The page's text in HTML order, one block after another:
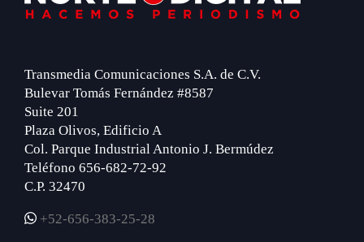
Transmedia Comunicaciones S.A. de C.V.
Bulevar Tomás Fernández #8587
Suite 201
Plaza Olivos, Edificio A
Col. Parque Industrial Antonio J. Bermúdez
Teléfono 656-682-72-92
C.P. 32470
+52-656-383-25-28